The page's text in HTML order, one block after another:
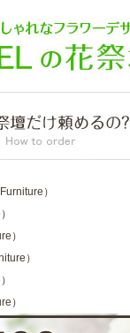
）
）
）
）